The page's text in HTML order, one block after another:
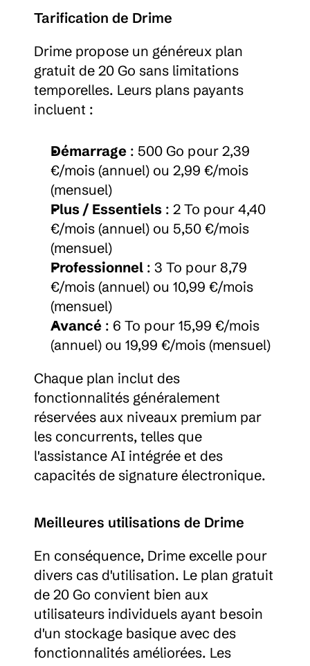
Tarification de Drime
Drime propose un généreux plan
gratuit de 20 Go sans limitations
temporelles. Leurs plans payants
incluent :
Démarrage : 500 Go pour 2,39
€/mois (annuel) ou 2,99 €/mois
(mensuel)
Plus / Essentiels : 2 To pour 4,40
€/mois (annuel) ou 5,50 €/mois
(mensuel)
Professionnel : 3 To pour 8,79
€/mois (annuel) ou 10,99 €/mois
(mensuel)
Avancé : 6 To pour 15,99 €/mois
(annuel) ou 19,99 €/mois (mensuel)
Chaque plan inclut des
fonctionnalités généralement
réservées aux niveaux premium par
les concurrents, telles que
l'assistance AI intégrée et des
capacités de signature électronique.
Meilleures utilisations de Drime
En conséquence, Drime excelle pour
divers cas d'utilisation. Le plan gratuit
de 20 Go convient bien aux
utilisateurs individuels ayant besoin
d'un stockage basique avec des
fonctionnalités améliorées. Les